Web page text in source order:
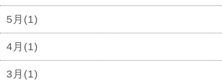
5月(1)
4月(1)
3月(1)